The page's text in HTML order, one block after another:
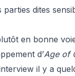
dites
en bonne
d’Age of
il y a